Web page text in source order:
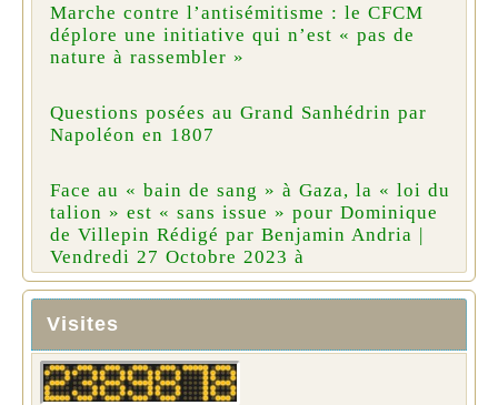
Marche contre l’antisémitisme : le CFCM
déplore une initiative qui n’est « pas de
nature à rassembler »
Questions posées au Grand Sanhédrin par
Napoléon en 1807
Face au « bain de sang » à Gaza, la « loi du
talion » est « sans issue » pour Dominique
de Villepin Rédigé par Benjamin Andria |
Vendredi 27 Octobre 2023 à
Visites